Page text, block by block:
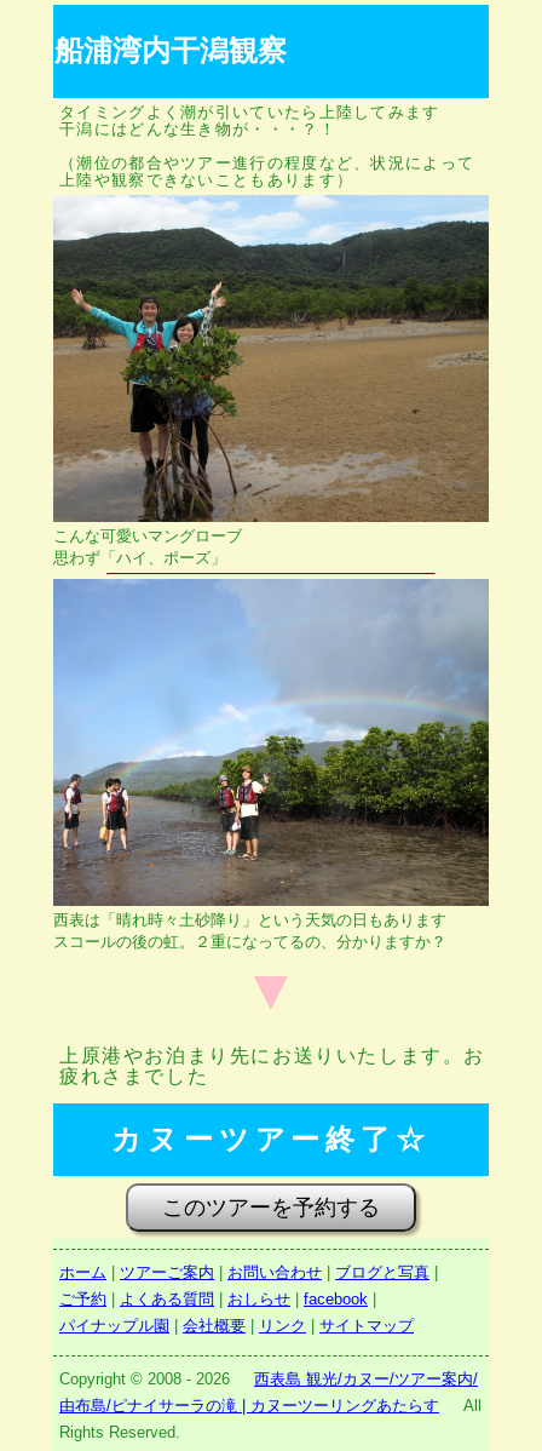
船浦湾内干潟観察
タイミングよく潮が引いていたら上陸してみます
干潟にはどんな生き物が・・・？！
（潮位の都合やツアー進行の程度など、状況によって
上陸や観察できないこともあります）
こんな可愛いマングローブ
思わず「ハイ、ポーズ」
西表は「晴れ時々土砂降り」という天気の日もあります
スコールの後の虹。２重になってるの、分かりますか？
▼
上原港やお泊まり先にお送りいたします。お
疲れさまでした
カヌーツアー終了☆
このツアーを予約する
ホーム ツアーご案内 お問い合わせ ブログと写真
ご予約
よくある質問 おしらせ facebook
パイナップル園
会社概要 リンク サイトマップ
Copyright © 2008 - 2026 西表島 観光/カヌー/ツアー案内/
由布島/ピナイサーラの滝 | カヌーツーリングあたらす All
Rights Reserved.